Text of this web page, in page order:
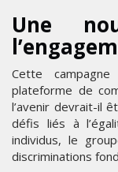
Une
Cette
plateforme de
l’avenir devrait-il
défis liés à
individus, le
discriminations